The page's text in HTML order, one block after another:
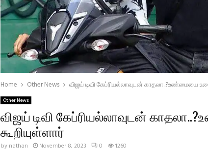
Home Other News விஜய் டிவி கேப்ரியல்லாவுடன் காதலா..?உண்மையை
Other News
விஜய் டிவி கேப்ரியல்லாவுடன்
கூறியுள்ளார்
by nathan November 8, 2023 0 1260